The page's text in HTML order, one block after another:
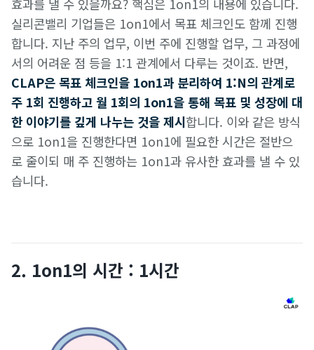
효과를 낼 수 있을까요? 핵심은 1on1의 내용에 있습니다.
실리콘밸리 기업들은 1on1에서 목표 체크인도 함께 진행
합니다. 지난 주의 업무, 이번 주에 진행할 업무, 그 과정에
서의 어려운 점 등을 1:1 관계에서 다루는 것이죠. 반면,
CLAP은 목표 체크인을 1on1과 분리하여 1:N의 관계로
주 1회 진행하고 월 1회의 1on1을 통해 목표 및 성장에 대
한 이야기를 깊게 나누는 것을 제시합니다. 이와 같은 방식
으로 1on1을 진행한다면 1on1에 필요한 시간은 절반으
로 줄이되 매 주 진행하는 1on1과 유사한 효과를 낼 수 있
습니다.
2. 1on1의 시간 : 1시간